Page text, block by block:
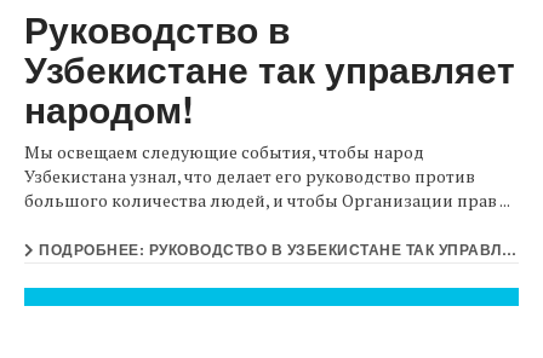
Руководство в
Узбекистане так управляет
народом!
Мы освещаем следующие события, чтобы народ
Узбекистана узнал, что делает его руководство против
большого количества людей, и чтобы Организации прав ...
ПОДРОБНЕЕ: РУКОВОДСТВО В УЗБЕКИСТАНЕ ТАК УПРАВЛЯЕТ НАРОДОМ!